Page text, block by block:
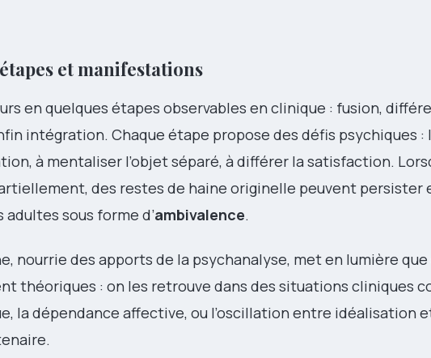
et manifestations
en quelques étapes observables en clinique : fusion,
intégration. Chaque étape propose des défis psychiques :
à mentaliser l’objet séparé, à différer la satisfaction.
des restes de haine originelle peuvent persister
sous forme d’ambivalence.
nourrie des apports de la psychanalyse, met en lumière que
théoriques : on les retrouve dans des situations cliniques
la dépendance affective, ou l’oscillation entre idéalisation